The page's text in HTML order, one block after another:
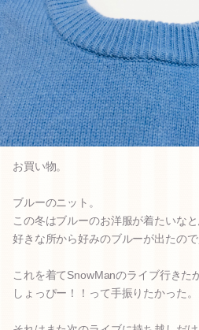
お買い物。
ブルーのニット。
この冬はブルーのお洋服が着たいなと
好きな所から好みのブルーが出たので
これを着てSnowManのライブ行きた
しょっぴー！！って手振りたかった。